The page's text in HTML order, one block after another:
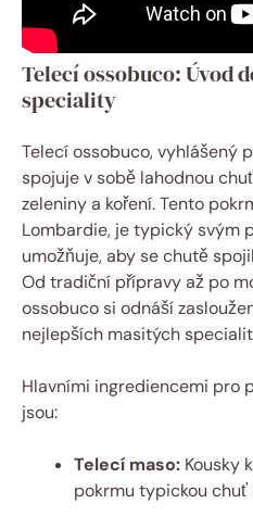
Telecí ossobuco: Úvod
speciality
Telecí ossobuco, vyhlášený
spojuje v sobě lahodnou
zeleniny a koření. Tento
Lombardie, je typický svým
umožňuje, aby se chutě
Od tradiční přípravy až po
ossobuco si odnáší
nejlepších masitých
Hlavními ingrediencemi pro
jsou:
Telecí maso: Kousky
pokrmu typickou chuť